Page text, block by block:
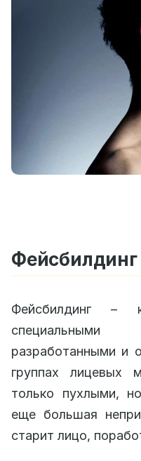
Фейсбилдинг –
разработанными и
группах
только пухлыми,
еще большая
старит лицо,